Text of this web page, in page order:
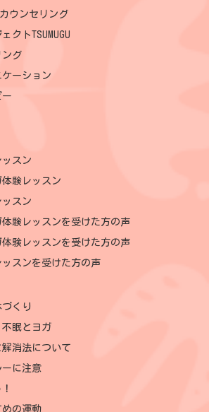
ウンセリング
クトTSUMUGU
ング
ーション
ー
ッスン
験レッスン
スン
験レッスンを受けた方の声
験レッスンを受けた方の声
スンを受けた方の声
くり
眠とヨガ
消法について
ーに注意
の運動